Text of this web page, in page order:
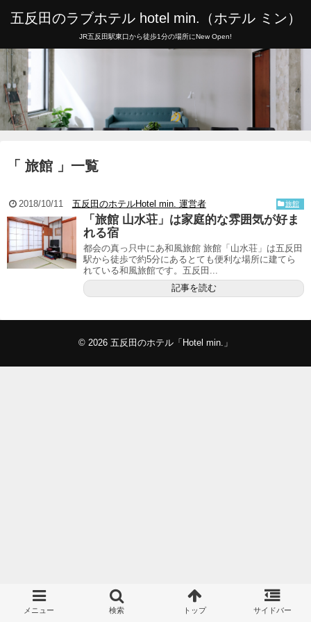
五反田のラブホテル hotel min.（ホテル ミン）
JR五反田駅東口から徒歩1分の場所にNew Open!
「 旅館 」一覧
2018/10/11 五反田のホテルHotel min. 運営者 旅館
「旅館 山水荘」は家庭的な雰囲気が好ま
れる宿
都会の真っ只中にあ和風旅館 旅館「山水荘」は五反田
駅から徒歩で約5分にあるとても便利な場所に建てら
れている和風旅館です。五反田...
記事を読む
© 2026 五反田のホテル「Hotel min.」